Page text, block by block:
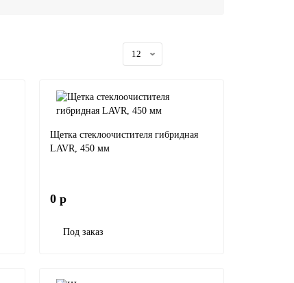
Щетка стеклоочистителя гибридная
LAVR, 450 мм
0 р
Под заказ